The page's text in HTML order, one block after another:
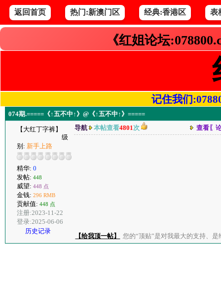
返回首页 热门:新澳门区 经典:香港区 表
《红姐论坛
记住我们
074期.=====《↑五不中↑》@《↑五不中↑》=====
【大红丁字裤】
级
别: 新手上路
精华: 0
发帖: 448
威望: 448 点
金钱: 296 RMB
贡献值: 448 点
注册:2023-11-22
登录:2025-06-06
历史记录
导航 本帖查看4801次 查看〖
【给我顶一帖】 您的“顶贴”是对我最大的支持、